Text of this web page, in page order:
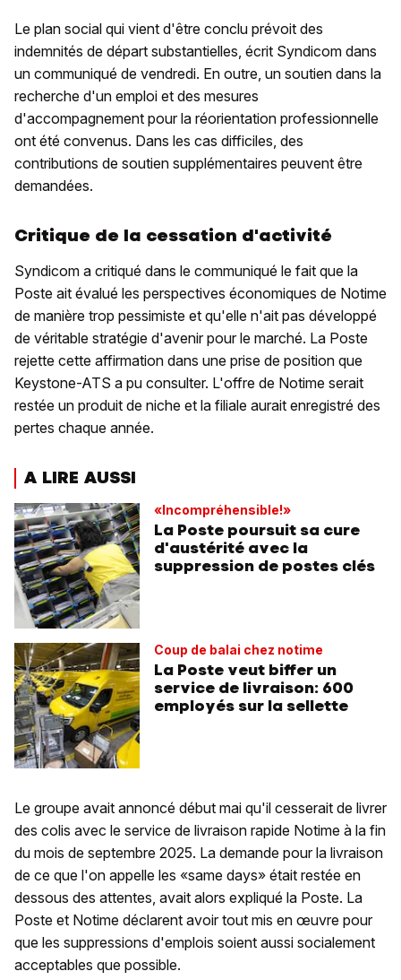
Le plan social qui vient d'être conclu prévoit des
indemnités de départ substantielles, écrit Syndicom dans
un communiqué de vendredi. En outre, un soutien dans la
recherche d'un emploi et des mesures
d'accompagnement pour la réorientation professionnelle
ont été convenus. Dans les cas difficiles, des
contributions de soutien supplémentaires peuvent être
demandées.
Critique de la cessation d'activité
Syndicom a critiqué dans le communiqué le fait que la
Poste ait évalué les perspectives économiques de Notime
de manière trop pessimiste et qu'elle n'ait pas développé
de véritable stratégie d'avenir pour le marché. La Poste
rejette cette affirmation dans une prise de position que
Keystone-ATS a pu consulter. L'offre de Notime serait
restée un produit de niche et la filiale aurait enregistré des
pertes chaque année.
A LIRE AUSSI
«Incompréhensible!»
La Poste poursuit sa cure
d'austérité avec la
suppression de postes clés
Coup de balai chez notime
La Poste veut biffer un
service de livraison: 600
employés sur la sellette
Le groupe avait annoncé début mai qu'il cesserait de livrer
des colis avec le service de livraison rapide Notime à la fin
du mois de septembre 2025. La demande pour la livraison
de ce que l'on appelle les «same days» était restée en
dessous des attentes, avait alors expliqué la Poste. La
Poste et Notime déclarent avoir tout mis en œuvre pour
que les suppressions d'emplois soient aussi socialement
acceptables que possible.